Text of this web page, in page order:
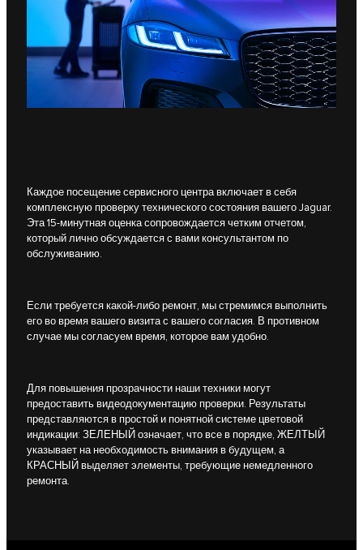
Каждое посещение сервисного центра включает в себя
комплексную проверку технического состояния вашего Jaguar.
Эта 15-минутная оценка сопровождается четким отчетом,
который лично обсуждается с вами консультантом по
обслуживанию.
Если требуется какой-либо ремонт, мы стремимся выполнить
его во время вашего визита с вашего согласия. В противном
случае мы согласуем время, которое вам удобно.
Для повышения прозрачности наши техники могут
предоставить видеодокументацию проверки. Результаты
представляются в простой и понятной системе цветовой
индикации: ЗЕЛЕНЫЙ означает, что все в порядке, ЖЕЛТЫЙ
указывает на необходимость внимания в будущем, а
КРАСНЫЙ выделяет элементы, требующие немедленного
ремонта.